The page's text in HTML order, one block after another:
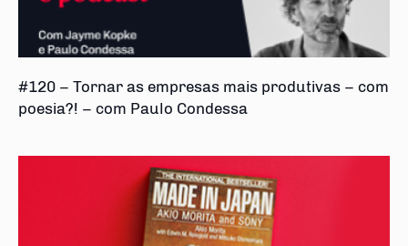
#120 – Tornar as empresas mais produtivas – com
poesia?! – com Paulo Condessa